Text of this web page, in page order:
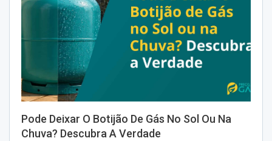
Pode Deixar O Botijão De Gás No Sol Ou Na
Chuva? Descubra A Verdade